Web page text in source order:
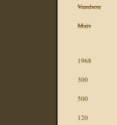
Vandsou
Maïs
1968
300
500
120